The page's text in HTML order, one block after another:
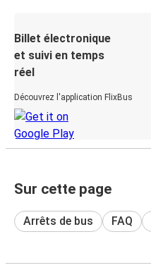
Billet électronique
et suivi en temps
réel
Découvrez l'application FlixBus
Sur cette page
Arrêts de bus FAQ